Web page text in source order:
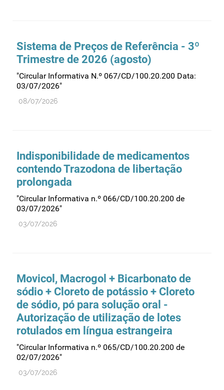
Sistema de Preços de Referência - 3º
Trimestre de 2026 (agosto)
"Circular Informativa N.º 067/CD/100.20.200 Data:
03/07/2026"
08/07/2026
Indisponibilidade de medicamentos
contendo Trazodona de libertação
prolongada
"Circular Informativa n.º 066/CD/100.20.200 de
03/07/2026"
03/07/2026
Movicol, Macrogol + Bicarbonato de
sódio + Cloreto de potássio + Cloreto
de sódio, pó para solução oral -
Autorização de utilização de lotes
rotulados em língua estrangeira
"Circular Informativa n.º 065/CD/100.20.200 de
02/07/2026"
03/07/2026